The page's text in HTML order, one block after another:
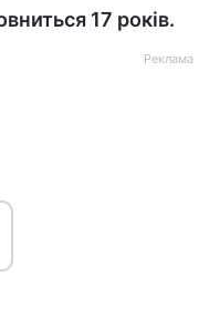
17 років.
Реклама